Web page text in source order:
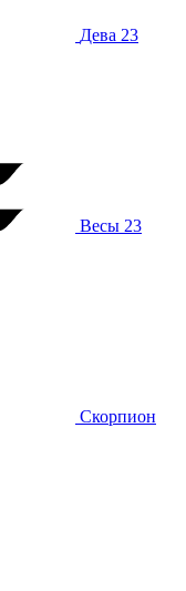
Дева 23
Весы 23
Скорпион